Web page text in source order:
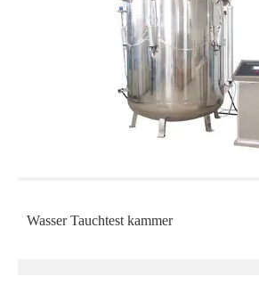
Wasser Tauchtest kammer